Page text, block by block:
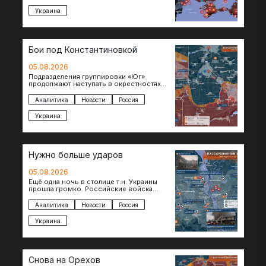
Украина
Бои под Константиновкой
05.08.2026
Подразделения группировки «Юг»
продолжают наступать в окрестностях
города. Пока на восточном фланге идут
ожесточенные бои за окраины…
Аналитика Новости Россия
Украина
Нужно больше ударов
05.08.2026
Ещё одна ночь в столице т.н. Украины
прошла громко. Российские войска
объекты и предприятия в Киеве и
окрестностях….
Аналитика Новости Россия
Украина
Снова на Орехов